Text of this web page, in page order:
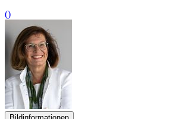
()